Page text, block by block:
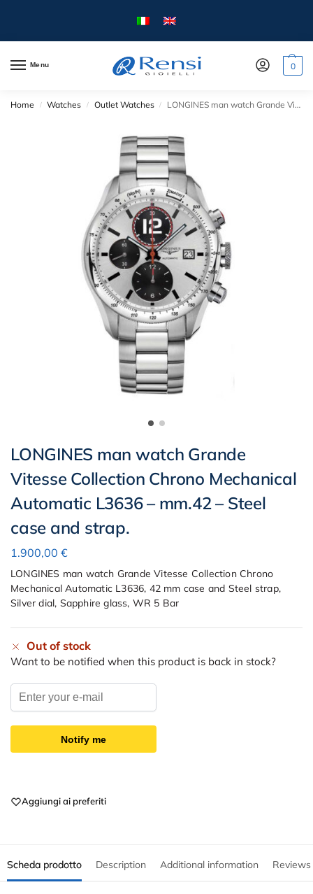
Menu 0
Home / Watches / Outlet Watches / LONGINES man watch Grande Vitesse Collection Chrono Mechanical Automatic L3636 – mm.42 – Steel case and strap.
LONGINES man watch Grande
Vitesse Collection Chrono Mechanical
Automatic L3636 – mm.42 – Steel
case and strap.
1.900,00 €
LONGINES man watch Grande Vitesse Collection Chrono
Mechanical Automatic L3636, 42 mm case and Steel strap,
Silver dial, Sapphire glass, WR 5 Bar
Out of stock
Want to be notified when this product is back in stock?
Notify me
Aggiungi ai preferiti
Scheda prodotto Description Additional information Reviews